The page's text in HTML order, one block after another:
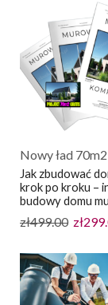
Nowy ład 70m2
Jak zbudować
krok po kroku –
budowy domu
zł499.00 zł